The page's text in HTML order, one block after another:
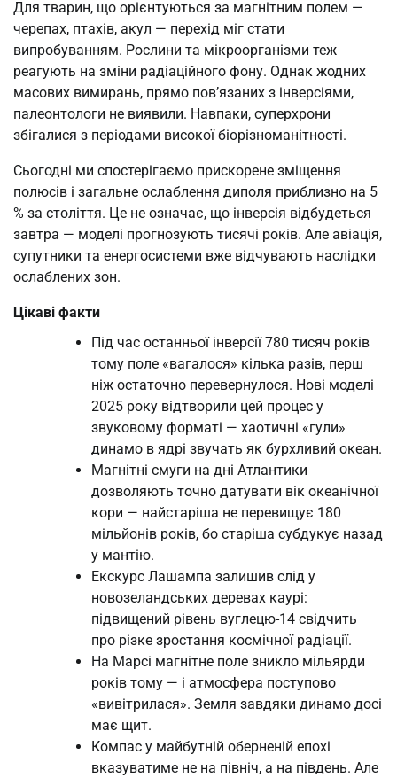
Для тварин, що орієнтуються за магнітним полем —
черепах, птахів, акул — перехід міг стати
випробуванням. Рослини та мікроорганізми теж
реагують на зміни радіаційного фону. Однак жодних
масових вимирань, прямо пов’язаних з інверсіями,
палеонтологи не виявили. Навпаки, суперхрони
збігалися з періодами високої біорізноманітності.
Сьогодні ми спостерігаємо прискорене зміщення
полюсів і загальне ослаблення диполя приблизно на 5
% за століття. Це не означає, що інверсія відбудеться
завтра — моделі прогнозують тисячі років. Але авіація,
супутники та енергосистеми вже відчувають наслідки
ослаблених зон.
Цікаві факти
Під час останньої інверсії 780 тисяч років
тому поле «вагалося» кілька разів, перш
ніж остаточно перевернулося. Нові моделі
2025 року відтворили цей процес у
звуковому форматі — хаотичні «гули»
динамо в ядрі звучать як бурхливий океан.
Магнітні смуги на дні Атлантики
дозволяють точно датувати вік океанічної
кори — найстаріша не перевищує 180
мільйонів років, бо старіша субдукує назад
у мантію.
Екскурс Лашампа залишив слід у
новозеландських деревах каурі:
підвищений рівень вуглецю-14 свідчить
про різке зростання космічної радіації.
На Марсі магнітне поле зникло мільярди
років тому — і атмосфера поступово
«вивітрилася». Земля завдяки динамо досі
має щит.
Компас у майбутній оберненій епохі
вказуватиме не на північ, а на південь. Але